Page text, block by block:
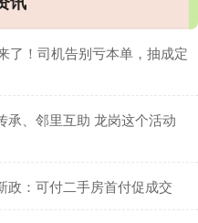
了！司机告别亏本单，抽成定
承、邻里互助 龙岗这个活动
政：可付二手房首付促成交